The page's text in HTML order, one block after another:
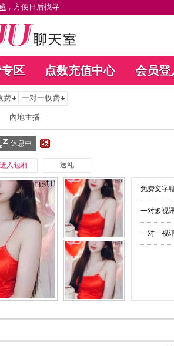
，方便日后找寻
区 点数充值中心 会员登
费 一对一收费
內地主播
休息中
进入包厢 送礼
免费文字
一对多视
一对一视